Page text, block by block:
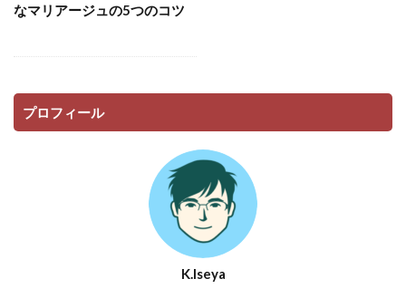
なマリアージュの5つのコツ
プロフィール
K.Iseya